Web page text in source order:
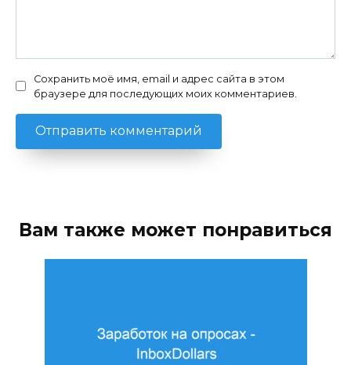
Сохранить моё имя, email и адрес сайта в этом
браузере для последующих моих комментариев.
Вам также может понравиться